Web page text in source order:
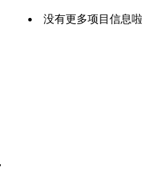
没有更多项目信息